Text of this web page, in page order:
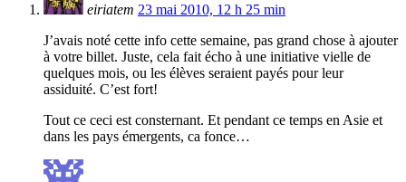
eiriatem 23 mai 2010, 12 h 25 min
J’avais noté cette info cette semaine, pas grand chose à ajouter
à votre billet. Juste, cela fait écho à une initiative vielle de
quelques mois, ou les élèves seraient payés pour leur
assiduité. C’est fort!
Tout ce ceci est consternant. Et pendant ce temps en Asie et
dans les pays émergents, ca fonce…